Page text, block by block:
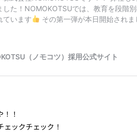
！
ックチェック！